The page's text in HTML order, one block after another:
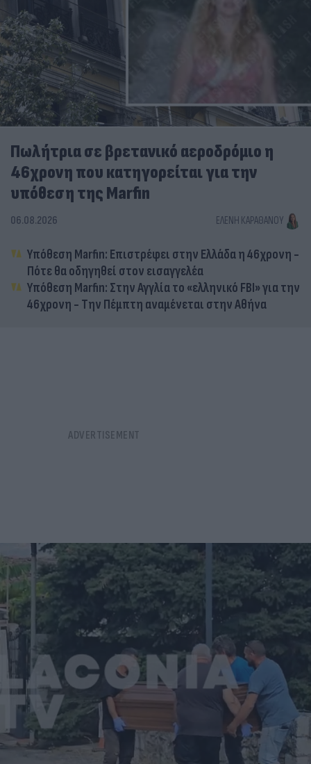
Πωλήτρια σε βρετανικό αεροδρόμιο η
46χρονη που κατηγορείται για την
υπόθεση της Marfin
06.08.2026 ΕΛΈΝΗ ΚΑΡΑΘΆΝΟΥ
Υπόθεση Marfin: Επιστρέφει στην Ελλάδα η 46χρονη -
Πότε θα οδηγηθεί στον εισαγγελέα
Υπόθεση Marfin: Στην Αγγλία το «ελληνικό FBI» για την
46χρονη - Την Πέμπτη αναμένεται στην Αθήνα